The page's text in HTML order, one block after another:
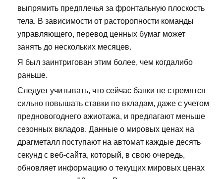
выпрямить предплечья за фронтальную плоскость
тела. В зависимости от расторопности команды
управляющего, перевод ценных бумаг может
занять до нескольких месяцев.
Я был заинтригован этим более, чем когдалибо
раньше.
Следует учитывать, что сейчас банки не стремятся
сильно повышать ставки по вкладам, даже с учетом
предновогоднего ажиотажа, и предлагают меньше
сезонных вкладов. Данные о мировых ценах на
драгметалл поступают на автомат каждые десять
секунд с веб-сайта, который, в свою очередь,
обновляет информацию о текущих мировых ценах